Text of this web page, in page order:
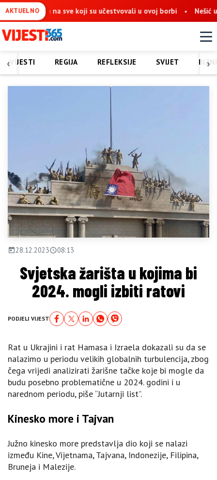
AKTUELNO
na sve koji su učestvovali u ovoj borbi Nešić u Mostaru:
‹ ›
VIJESTI REGIJA REFLEKSIJE SVIJET
28.12.2023 08:13
Svjetska žarišta u kojima bi
2024. mogli izbiti ratovi
PODJELI VIJEST
Rat u Ukrajini i rat Hamasa i Izraela dokazali su da se
nalazimo u periodu velikih globalnih turbulencija, zbog
čega vrijedi analizirati žarišne tačke koje bi mogle da
budu posebno problematične u 2024. godini i u
narednom periodu, piše “Jutarnji list”.
Kinesko more i Tajvan
Južno kinesko more predstavlja dio koji se nalazi
između Kine, Vijetnama, Tajvana, Indonezije, Filipina,
Bruneja i Malezije.